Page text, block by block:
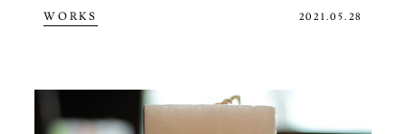
WORKS 2021.05.28